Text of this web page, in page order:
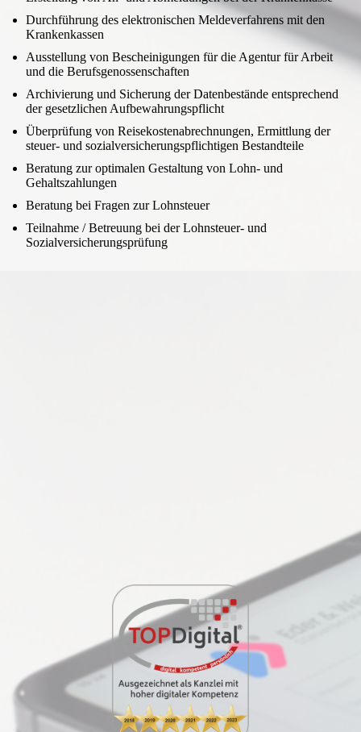
Durchführung des elektronischen Meldeverfahrens mit den
Krankenkassen
Ausstellung von Bescheinigungen für die Agentur für Arbeit
und die Berufsgenossenschaften
Archivierung und Sicherung der Datenbestände entsprechend
der gesetzlichen Aufbewahrungspflicht
Überprüfung von Reisekostenabrechnungen, Ermittlung der
steuer- und sozialversicherungspflichtigen Bestandteile
Beratung zur optimalen Gestaltung von Lohn- und
Gehaltszahlungen
Beratung bei Fragen zur Lohnsteuer
Teilnahme / Betreuung bei der Lohnsteuer- und
Sozialversicherungsprüfung